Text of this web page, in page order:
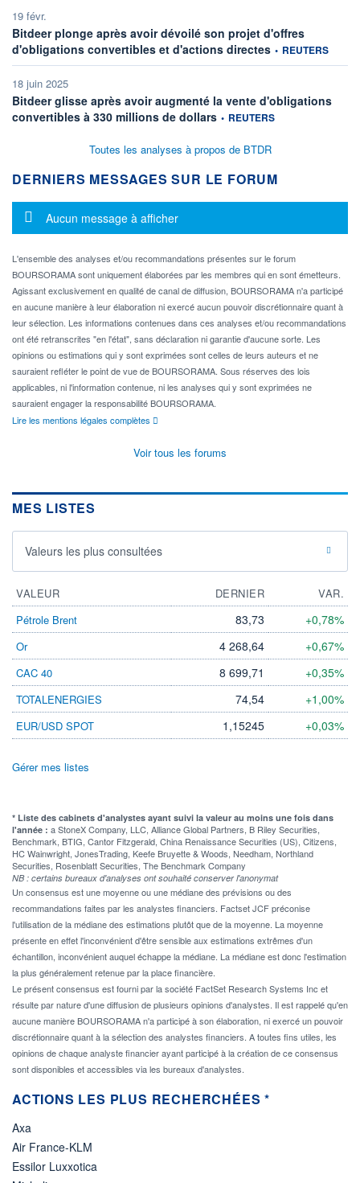
19 févr.
Bitdeer plonge après avoir dévoilé son projet d'offres
d'obligations convertibles et d'actions directes information fournie
• REUTERS
18 juin 2025
Bitdeer glisse après avoir augmenté la vente d'obligations
convertibles à 330 millions de dollars information fournie par
• REUTERS
Toutes les analyses à propos de BTDR
DERNIERS MESSAGES SUR LE FORUM
Message d'information
Aucun message à afficher
L'ensemble des analyses et/ou recommandations présentes sur le forum
BOURSORAMA sont uniquement élaborées par les membres qui en sont émetteurs.
Agissant exclusivement en qualité de canal de diffusion, BOURSORAMA n'a participé
en aucune manière à leur élaboration ni exercé aucun pouvoir discrétionnaire quant à
leur sélection. Les informations contenues dans ces analyses et/ou recommandations
ont été retranscrites "en l'état", sans déclaration ni garantie d'aucune sorte. Les
opinions ou estimations qui y sont exprimées sont celles de leurs auteurs et ne
sauraient refléter le point de vue de BOURSORAMA. Sous réserves des lois
applicables, ni l'information contenue, ni les analyses qui y sont exprimées ne
sauraient engager la responsabilité BOURSORAMA.
Lire les mentions légales complètes
Voir tous les forums
MES LISTES
Valeurs les plus consultées
VALEUR DERNIER
VAR.
Pétrole Brent
83,73 +0,78%
Or 4 268,64 +0,67%
CAC 40 8 699,71 +0,35%
TOTALENERGIES 74,54 +1,00%
EUR/USD SPOT 1,15245 +0,03%
Gérer mes listes
* Liste des cabinets d'analystes ayant suivi la valeur au moins une fois dans
l'année : a StoneX Company, LLC, Alliance Global Partners, B Riley Securities,
Benchmark, BTIG, Cantor Fitzgerald, China Renaissance Securities (US), Citizens,
HC Wainwright, JonesTrading, Keefe Bruyette & Woods, Needham, Northland
Securities, Rosenblatt Securities, The Benchmark Company
NB : certains bureaux d'analyses ont souhaité conserver l'anonymat
Un consensus est une moyenne ou une médiane des prévisions ou des
recommandations faites par les analystes financiers. Factset JCF préconise
l'utilisation de la médiane des estimations plutôt que de la moyenne. La moyenne
présente en effet l'inconvénient d'être sensible aux estimations extrêmes d'un
échantillon, inconvénient auquel échappe la médiane. La médiane est donc l'estimation
la plus généralement retenue par la place financière.
Le présent consensus est fourni par la société FactSet Research Systems Inc et
résulte par nature d'une diffusion de plusieurs opinions d'analystes. Il est rappelé qu'en
aucune manière BOURSORAMA n'a participé à son élaboration, ni exercé un pouvoir
discrétionnaire quant à la sélection des analystes financiers. A toutes fins utiles, les
opinions de chaque analyste financier ayant participé à la création de ce consensus
sont disponibles et accessibles via les bureaux d'analystes.
ACTIONS LES PLUS RECHERCHÉES *
Axa
Air France-KLM
Essilor Luxxotica